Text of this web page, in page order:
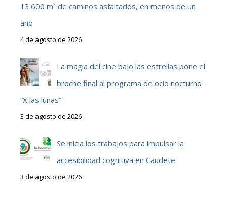
13.600 m² de caminos asfaltados, en menos de un
año
4 de agosto de 2026
La magia del cine bajo las estrellas pone el
broche final al programa de ocio nocturno
“X las lunas”
3 de agosto de 2026
Se inicia los trabajos para impulsar la
accesibilidad cognitiva en Caudete
3 de agosto de 2026